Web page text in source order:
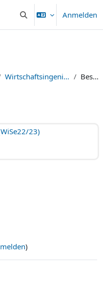
Sucheingabe umschalten
Anmelden
Wirtschaftsingenieurwesen Maschinenbau Beschreibung
23)
)